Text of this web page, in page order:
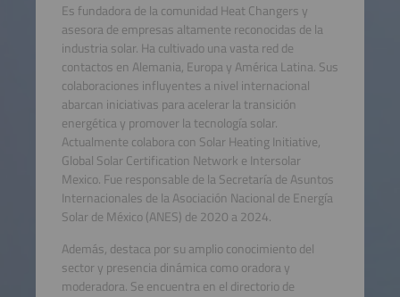
Es fundadora de la comunidad Heat Changers y
asesora de empresas altamente reconocidas de la
industria solar. Ha cultivado una vasta red de
contactos en Alemania, Europa y América Latina. Sus
colaboraciones influyentes a nivel internacional
abarcan iniciativas para acelerar la transición
energética y promover la tecnología solar.
Actualmente colabora con Solar Heating Initiative,
Global Solar Certification Network e Intersolar
Mexico. Fue responsable de la Secretaría de Asuntos
Internacionales de la Asociación Nacional de Energía
Solar de México (ANES) de 2020 a 2024.
Además, destaca por su amplio conocimiento del
sector y presencia dinámica como oradora y
moderadora. Se encuentra en el directorio de